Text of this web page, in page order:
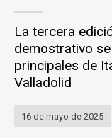
La tercera
demostrativo
principales de
Valladolid
16 de mayo de 2025